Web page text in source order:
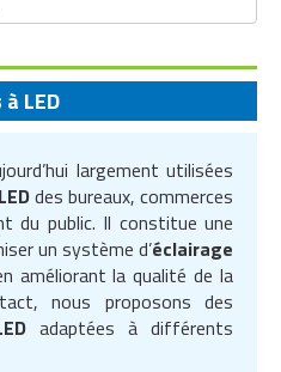
LED
largement utilisées
des bureaux, commerces
du public. Il constitue une
un système d’éclairage
améliorant la qualité de la
nous proposons des
adaptées à différents